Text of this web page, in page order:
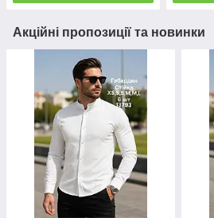
Акційні пропозиції та новинки